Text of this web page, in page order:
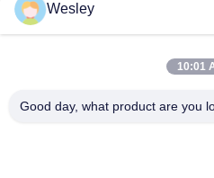
Selbstprüfung Funktion IP65
Notschutzschotte
Wesley
10:01
Good day, what product are you